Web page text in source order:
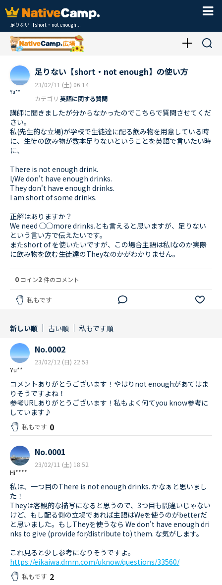
足りない【short・not enough...
Yu**
足りない【short・not enough】の使い方
23/02/11 (土) 06:14
カテゴリ 英語に関する質問
講師に聞きましたが分からなかったのでこちらで質問させてくだ
さい。
私(先生的な立場)が学校で生徒達に配る飲み物を用意している時
に、生徒の飲み物が数本足りないということを英語で言いたい時
に、
There is not enough drink.
I/We don't have enough drinks.
They don't have enough drinks.
I am short of some drinks.
正解はありますか？
We need ◯◯more drinks.とも言えると思いますが、足りない
という言い方で伝えたいです。
またshort of を使いたいですが、この場合主語は私Iなのか実際
に飲み物を飲む生徒達のTheyなのかがわかりません。
0 コイン2件のコメント
私もです
新しい順 古い順 私もです順
Yu**
No.0002
23/02/12 (日) 22:53
コメントありがとうございます！やはりnot enoughがあてはま
りそうですよね！
参考URLありがとうございます！私もよく何てyou know参考に
しています♪
私もです 0
Hi****
No.0001
23/02/11 (土) 18:52
私は、一つ目のThere is not enough drinks. かなぁと思いまし
た！
Theyは客観的な描写になると思うので、3つ目も間違いじゃない
けど、もし配る側の立場であれば主語はWeを使うのがbetterだ
と思いました。もしTheyを使うなら We don't have enough dri
nks to give (provide for/distribute to) them. な気がします。
これ見ると少し参考になりそうですよ。
https://eikaiwa.dmm.com/uknow/questions/33560/
私もです 2